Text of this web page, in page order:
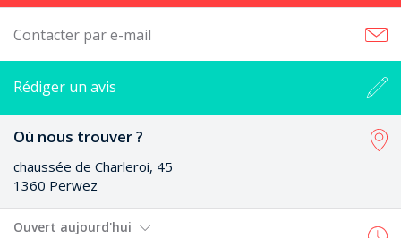
Contacter par e-mail
Rédiger un avis
Où nous trouver ?
chaussée de Charleroi, 45
1360 Perwez
Ouvert aujourd'hui